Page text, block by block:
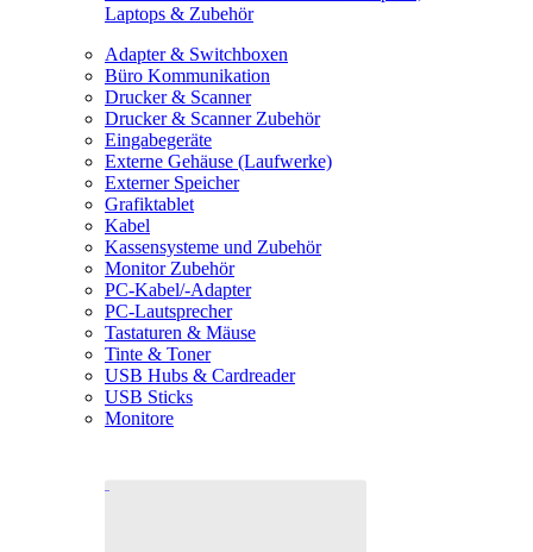
Laptops & Zubehör
Adapter & Switchboxen
Büro Kommunikation
Drucker & Scanner
Drucker & Scanner Zubehör
Eingabegeräte
Externe Gehäuse (Laufwerke)
Externer Speicher
Grafiktablet
Kabel
Kassensysteme und Zubehör
Monitor Zubehör
PC-Kabel/-Adapter
PC-Lautsprecher
Tastaturen & Mäuse
Tinte & Toner
USB Hubs & Cardreader
USB Sticks
Monitore